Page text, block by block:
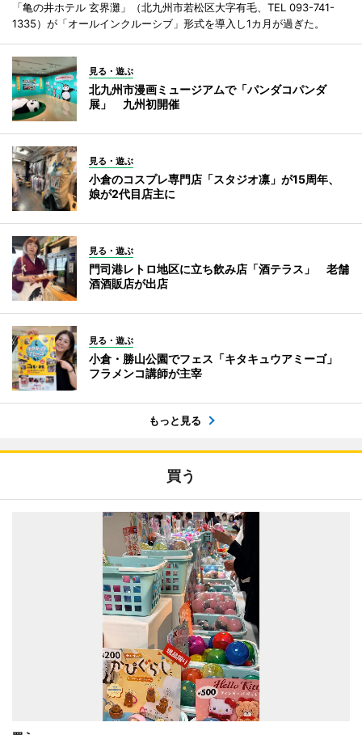
「亀の井ホテル 玄界灘」（北九州市若松区大字有毛、TEL 093-741-
1335）が「オールインクルーシブ」形式を導入し1カ月が過ぎた。
見る・遊ぶ
北九州市漫画ミュージアムで「パンダコパンダ
展」 九州初開催
見る・遊ぶ
小倉のコスプレ専門店「スタジオ凛」が15周年、
娘が2代目店主に
見る・遊ぶ
門司港レトロ地区に立ち飲み店「酒テラス」 老舗
酒酒販店が出店
見る・遊ぶ
小倉・勝山公園でフェス「キタキュウアミーゴ」
フラメンコ講師が主宰
もっと見る
買う